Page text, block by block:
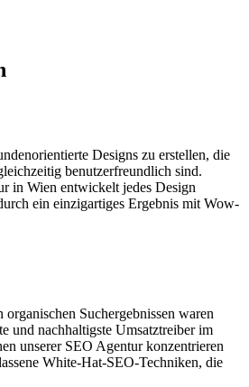
Designs zu erstellen, die
benutzerfreundlich sind.
in Wien entwickelt jedes Design
ein einzigartiges Ergebnis mit Wow-
Suchergebnissen waren
und nachhaltigste Umsatztreiber im
unserer SEO Agentur konzentrieren
White-Hat-SEO-Techniken, die